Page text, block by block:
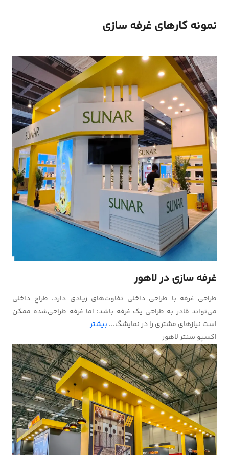
نمونه کارهای غرفه سازی
غرفه سازی در لاهور
طراحی غرفه با طراحی داخلی تفاوت‌های زیادی دارد. طراح داخلی
می‌تواند قادر به طراحی یک غرفه باشد؛ اما غرفه طراحی‌شده ممکن
است نیازهای مشتری را در نمایشگ... بیشتر
اکسپو سنتر لاهور